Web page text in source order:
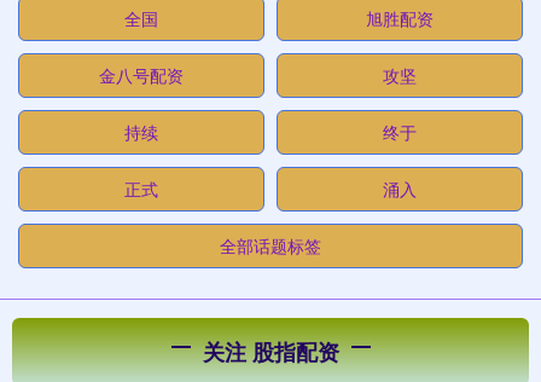
全国 旭胜配资
金八号配资 攻坚
持续 终于
正式 涌入
全部话题标签
关注 股指配资